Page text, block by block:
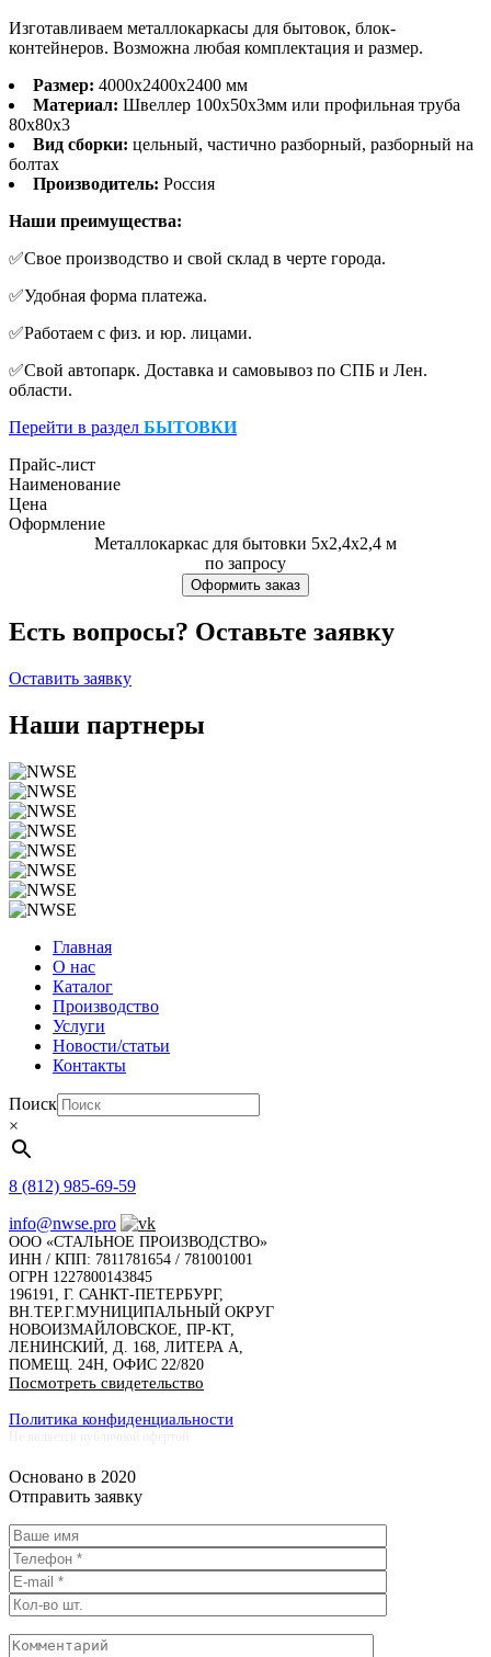
Изготавливаем металлокаркасы для бытовок, блок-
контейнеров. Возможна любая комплектация и размер.
Размер: 4000х2400х2400 мм
Материал: Швеллер 100х50х3мм или профильная труба
80х80х3
Вид сборки: цельный, частично разборный, разборный на
болтах
Производитель: Россия
Наши преимущества:
✅Свое производство и свой склад в черте города.
✅Удобная форма платежа.
✅Работаем с физ. и юр. лицами.
✅Свой автопарк. Доставка и самовывоз по СПБ и Лен.
области.
Перейти в раздел БЫТОВКИ
Прайс-лист
Наименование
Цена
Оформление
Металлокаркас для бытовки 5х2,4х2,4 м
по запросу
Оформить заказ
Есть вопросы? Оставьте заявку
Оставить заявку
Наши партнеры
Главная
О нас
Каталог
Производство
Услуги
Новости/статьи
Контакты
Поиск
×
8 (812) 985-69-59
info@nwse.pro
ООО «СТАЛЬНОЕ ПРОИЗВОДСТВО»
ИНН / КПП: 7811781654 / 781001001
ОГРН 1227800143845
196191, Г. САНКТ-ПЕТЕРБУРГ,
ВН.ТЕР.Г.МУНИЦИПАЛЬНЫЙ ОКРУГ
НОВОИЗМАЙЛОВСКОЕ, ПР-КТ,
ЛЕНИНСКИЙ, Д. 168, ЛИТЕРА А,
ПОМЕЩ. 24Н, ОФИС 22/820
Посмотреть свидетельство
Политика конфиденциальности
Основано в 2020
Отправить заявку